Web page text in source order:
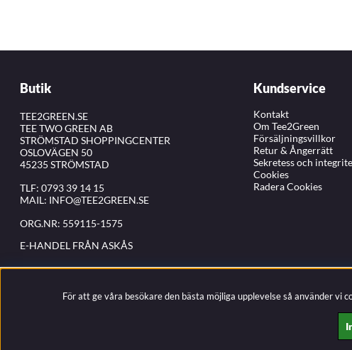
Butik
TEE2GREEN.SE
TEE TWO GREEN AB
STRÖMSTAD SHOPPINGCENTER
OSLOVÄGEN 50
45235 STRÖMSTAD
TLF: 0793 39 14 15
MAIL: INFO@TEE2GREEN.SE
ORG.NR: 559115-1575
E-HANDEL FRÅN ASKÅS
Kundservice
Kontakt
Om Tee2Green
Försäljningsvillkor
Retur & Ångerrätt
Sekretess och
Cookies
Radera Cookies
För att ge våra besökare den bästa möjliga upplevelse så använder vi